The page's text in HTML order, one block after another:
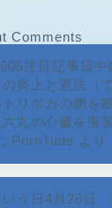
Comments
注目記事日
の炎上と憲法
リポカの網を
九の心臓を実
PornTude より
いう日4月26日